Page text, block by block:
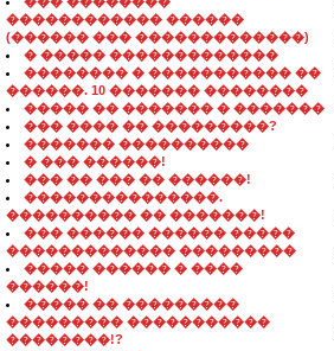
������������ ������
(������ ��� �������������)
� ����� �������������
�������� � ����������� ��
������. 10 ������� ��������
����� �� ������� � �������
��� ���� �� ���������?
������� ����������
� ��� ������!
��� �� ��� �� ������!
���������������.
���������� �� �������!
��� ������ ������ �����
������������� ���������
����� ������ � ����
������!
����� �� ���������
��������� �����������
��������!?